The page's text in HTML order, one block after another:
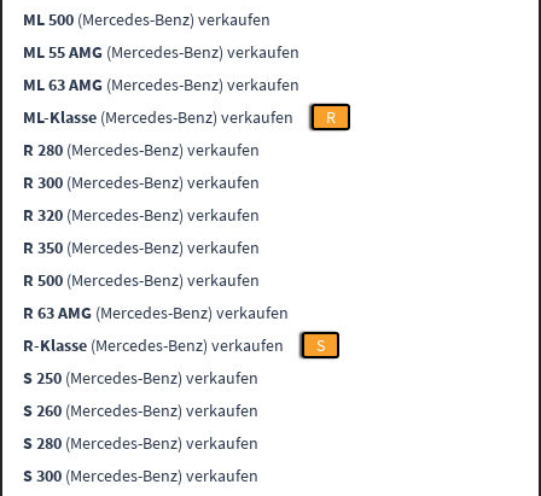
ML 500 (Mercedes-Benz) verkaufen
ML 55 AMG (Mercedes-Benz) verkaufen
ML 63 AMG (Mercedes-Benz) verkaufen
ML-Klasse (Mercedes-Benz) verkaufen
R
R 280 (Mercedes-Benz) verkaufen
R 300 (Mercedes-Benz) verkaufen
R 320 (Mercedes-Benz) verkaufen
R 350 (Mercedes-Benz) verkaufen
R 500 (Mercedes-Benz) verkaufen
R 63 AMG (Mercedes-Benz) verkaufen
R-Klasse (Mercedes-Benz) verkaufen
S
S 250 (Mercedes-Benz) verkaufen
S 260 (Mercedes-Benz) verkaufen
S 280 (Mercedes-Benz) verkaufen
S 300 (Mercedes-Benz) verkaufen